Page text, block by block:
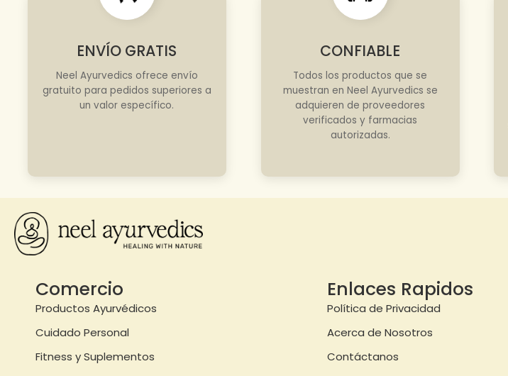
ENVÍO GRATIS
Neel Ayurvedics ofrece envío
gratuito para pedidos superiores a
un valor específico.
CONFIABLE
Todos los productos que se
muestran en Neel Ayurvedics se
adquieren de proveedores
verificados y farmacias
autorizadas.
Comercio
Productos Ayurvédicos
Cuidado Personal
Fitness y Suplementos
Enlaces Rapidos
Política de Privacidad
Acerca de Nosotros
Contáctanos